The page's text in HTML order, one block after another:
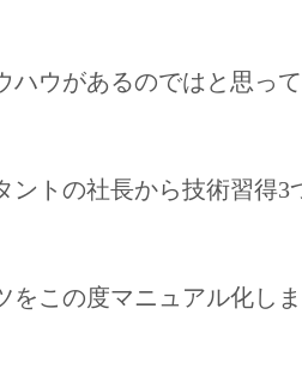
ウがあるのではと思って
トの社長から技術習得
この度マニュアル化しま